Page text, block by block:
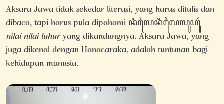
Aksara Jawa tidak sekedar literasi, yang harus ditulis dan
dibaca, tapi harus pula dipahami ꦤꦶꦭꦻꦤꦶꦭꦻꦭꦸꦲꦸꦂ
nilai nilai luhuryang dikandungnya. Aksara Jawa, yang
juga dikenal dengan Hanacaraka, adalah tuntunan bagi
kehidupan manusia.